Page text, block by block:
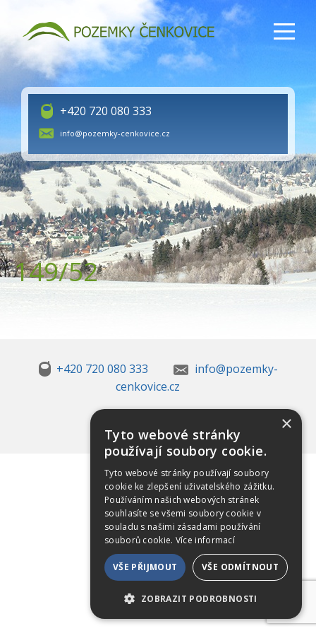
+420 720 080 333
info@pozemky-cenkovice.cz
149/52
+420 720 080 333
info@pozemky-
cenkovice.cz
×
Tyto webové stránky
používají soubory cookie.
Tyto webové stránky používají soubory
cookie ke zlepšení uživatelského zážitku.
Používáním našich webových stránek
souhlasíte se všemi soubory cookie v
souladu s našimi zásadami používání
souborů cookie. Více informací
VŠE PŘIJMOUT VŠE ODMÍTNOUT
ZOBRAZIT PODROBNOSTI
NEZBYTNÉ